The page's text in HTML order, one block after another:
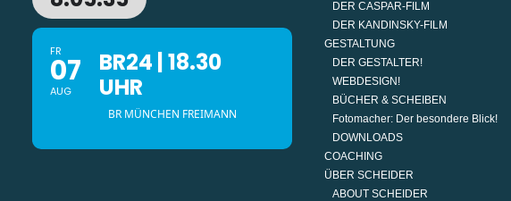
FR
07
AUG
BR24 | 18.30
UHR
BR MÜNCHEN FREIMANN
DER CASPAR-FILM
DER KANDINSKY-FILM
GESTALTUNG
DER GESTALTER!
WEBDESIGN!
BÜCHER & SCHEIBEN
Fotomacher: Der besondere Blick!
DOWNLOADS
COACHING
ÜBER SCHEIDER
ABOUT SCHEIDER